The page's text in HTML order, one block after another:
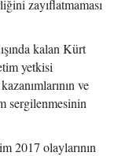
zayıflatmaması
kalan Kürt
yetkisi
ve
sergilenmesinin
2017 olaylarının